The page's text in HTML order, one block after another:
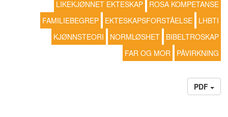
LIKEKJØNNET EKTESKAP
ROSA KOMPETANSE
FAMILIEBEGREP
EKTESKAPSFORSTÅELSE
LHBTI
KJØNNSTEORI
NORMLØSHET
BIBELTROSKAP
FAR OG MOR
PÅVIRKNING
PDF